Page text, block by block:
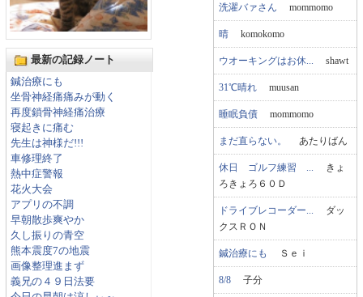
最新の記録ノート
鍼治療にも
坐骨神経痛痛みが動く
再度鎖骨神経痛治療
寝起きに痛む
先生は神様だ!!!
車修理終了
熱中症警報
花火大会
アプリの不調
早朝散歩爽やか
久し振りの青空
熊本震度7の地震
画像整理進まず
義兄の４９日法要
洗濯バァさん mommomo
晴 komokomo
ウオーキングはお休... shawt
31℃晴れ muusan
睡眠負債 mommomo
まだ直らない。 あたりばん
休日 ゴルフ練習 ...
きょ
ろきょろ６０Ｄ
ドライブレコーダー...
ダッ
クスＲＯＮ
鍼治療にも Ｓｅｉ
8/8 子分